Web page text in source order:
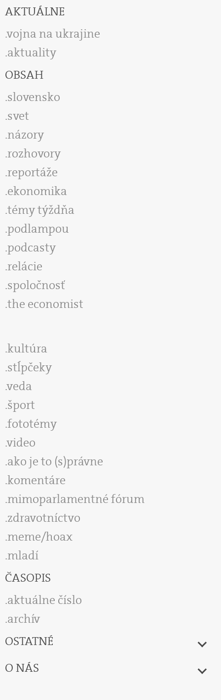
AKTUÁLNE
vojna na ukrajine
aktuality
OBSAH
slovensko
svet
názory
rozhovory
reportáže
ekonomika
témy týždňa
podlampou
podcasty
relácie
spoločnosť
the economist
kultúra
stĺpčeky
veda
šport
fototémy
video
ako je to (s)právne
komentáre
mimoparlamentné fórum
zdravotníctvo
meme/hoax
mladí
ČASOPIS
aktuálne číslo
archív
OSTATNÉ
O NÁS